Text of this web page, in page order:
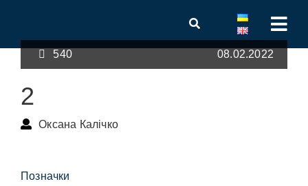
540 08.02.2022
2
Оксана Калічко
Позначки